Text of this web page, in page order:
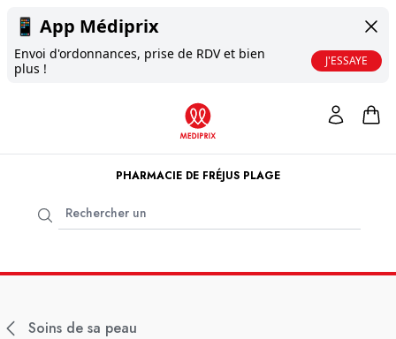
📱 App Médiprix
Envoi d'ordonnances, prise de RDV et bien
plus !
J'ESSAYE
PHARMACIE DE FRÉJUS PLAGE
Soins de sa peau